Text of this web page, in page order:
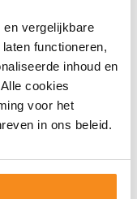
vergelijkbare
functioneren,
inhoud en
cookies
voor het
in ons beleid.
108,00
89,00
Meer info